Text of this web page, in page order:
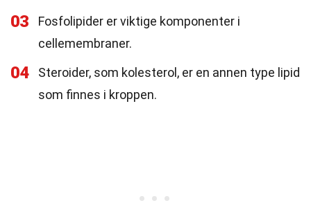
03
Fosfolipider er viktige komponenter i
cellemembraner.
04
Steroider, som kolesterol, er en annen type lipid
som finnes i kroppen.